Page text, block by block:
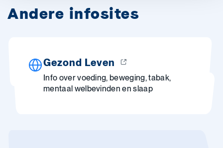
Andere infosites
Gezond Leven
Info over voeding, beweging, tabak,
mentaal welbevinden en slaap